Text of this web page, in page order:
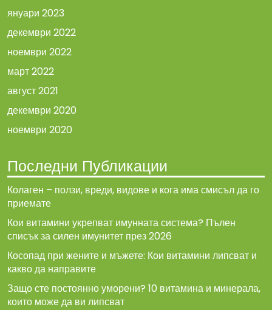
януари 2023
декември 2022
ноември 2022
март 2022
август 2021
декември 2020
ноември 2020
Последни Публикации
Колаген – ползи, вреди, видове и кога има смисъл да го
приемате
Кои витамини укрепват имунната система? Пълен
списък за силен имунитет през 2026
Косопад при жените и мъжете: Кои витамини липсват и
какво да направите
Защо сте постоянно уморени? 10 витамина и минерала,
които може да ви липсват